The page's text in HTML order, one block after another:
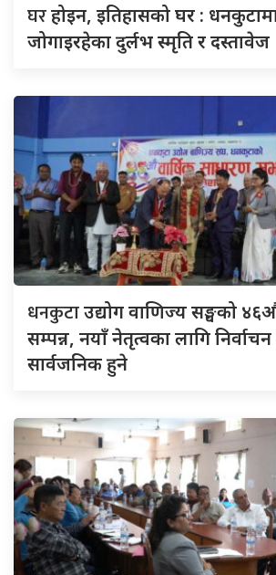
घरहोइन, इतिहासको घर :
जोगाइरहेका दुर्लभ स्मृति र दस्तावेज
धनकुटाउद्योग वाणिज्य सङ्घको
सम्पन्न, नयाँ नेतृत्वका लागि निर्वाचन
सार्वजनिक हुने